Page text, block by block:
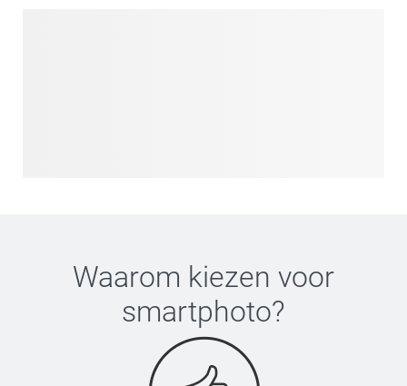
Waarom kiezen voor
smartphoto?